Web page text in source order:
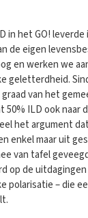
in het GO!
de eigen
en werken we
geletterdheid.
van het
50% ILD ook naar
het argument
enkel maar uit
van tafel
op de uitdagingen
polarisatie – die